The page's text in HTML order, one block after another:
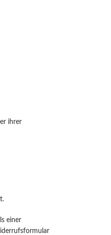
ihrer
einer